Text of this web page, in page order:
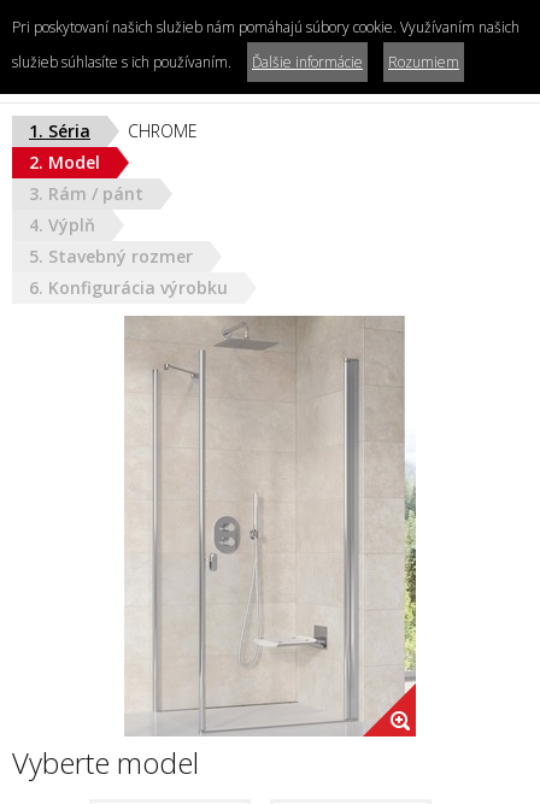
Konfigurátor
sprchových kútov a zásten
02/20 260 260
Po-Pi 8:00 - 20:00, So-Ne 8:00 - 16:30
1. Séria
CHROME
2. Model
3. Rám / pánt
4. Výplň
5. Stavebný rozmer
6. Konfigurácia výrobku
Vyberte model
Pri poskytovaní našich služieb nám pomáhajú súbory cookie. Využívaním našich
služieb súhlasíte s ich používaním.
Ďalšie informácie Rozumiem